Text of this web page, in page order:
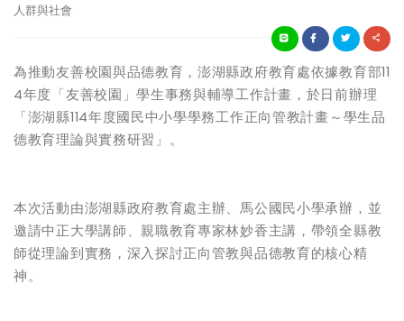
人群與社會
為推動友善校園與品德教育，澎湖縣政府教育處依據教育部11
4年度「友善校園」學生事務與輔導工作計畫，於日前辦理
「澎湖縣114年度國民中小學學務工作正向管教計畫～學生品
德教育理論與實務研習」。
本次活動由澎湖縣政府教育處主辦、馬公國民小學承辦，並
邀請中正大學講師、親職教育專家林妙香主講，帶領全縣教
師從理論到實務，深入探討正向管教與品德教育的核心精
神。